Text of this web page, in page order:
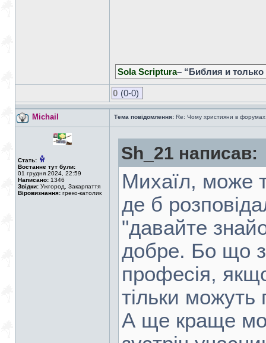
Sola Scriptura– “Библия и
0 (0-0)
Michail Тема повідомлення: Re: Чому християни в форумах
Стать:
Востаннє тут були:
01 грудня 2024, 22:59
Написано: 1346
Звідки: Ужгород, Закарпаття
Віровизнання: греко-католик
Sh_21 написав:
Михаїл, може
де б
"давайте
добре. Бо що з
професія,
тільки можуть
А ще краще